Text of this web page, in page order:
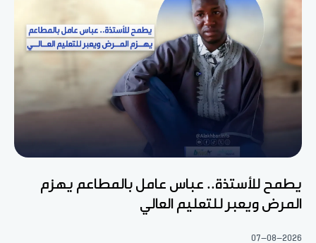
يطمح للأستذة.. عباس عامل بالمطاعم يهزم
المرض ويعبر للتعليم العالي
07-08-2026